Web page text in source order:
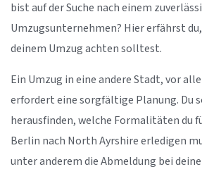
bist auf der Suche nach einem
Umzugsunternehmen? Hier erfährst
deinem Umzug achten solltest.
Ein Umzug in eine andere Stadt, vor
erfordert eine sorgfältige Planung. Du
herausfinden, welche Formalitäten du
Berlin nach North Ayrshire erledigen
unter anderem die Abmeldung bei